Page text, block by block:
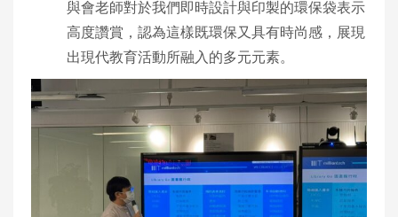
與會老師對於我們即時設計與印製的環保袋表示
高度讚賞，認為這樣既環保又具有時尚感，展現
出現代教育活動所融入的多元元素。